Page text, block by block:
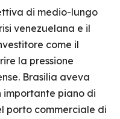
di medio-lungo
venezuelana e il
come il
la pressione
Brasilia aveva
importante piano di
porto commerciale di